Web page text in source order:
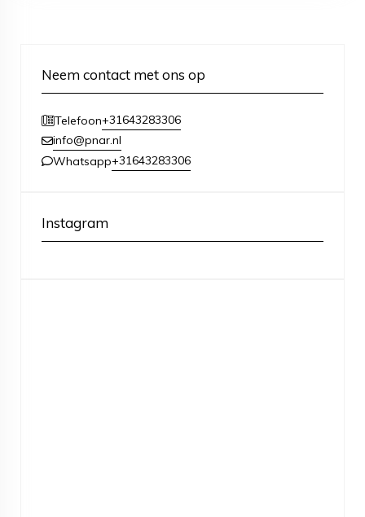
Neem contact met ons op
Telefoon+31643283306
info@pnar.nl
Whatsapp+31643283306
Instagram